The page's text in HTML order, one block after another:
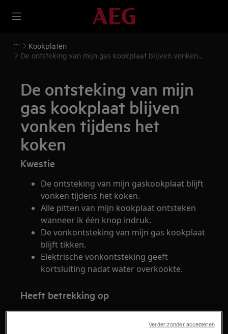
Kookplaten
De ontsteking van mijn gas kookplaat blijven vonken
De ontsteking van mijn
gas kookplaat blijven
vonken tijdens het
koken
Kwestie
De ontsteking van mijn gaskookplaat blijft
vonken tijdens het koken.
Alle pitten van mijn kookplaat ontsteken
wanneer ik één knop indruk.
De vonkontsteking van mijn gas kookplaat
blijft tikken.
Elektrische vonkontsteking geeft
kortsluiting nadat water overkookte.
Heeft betrekking op
Kookplaat Gas
Verder zonder accepteren